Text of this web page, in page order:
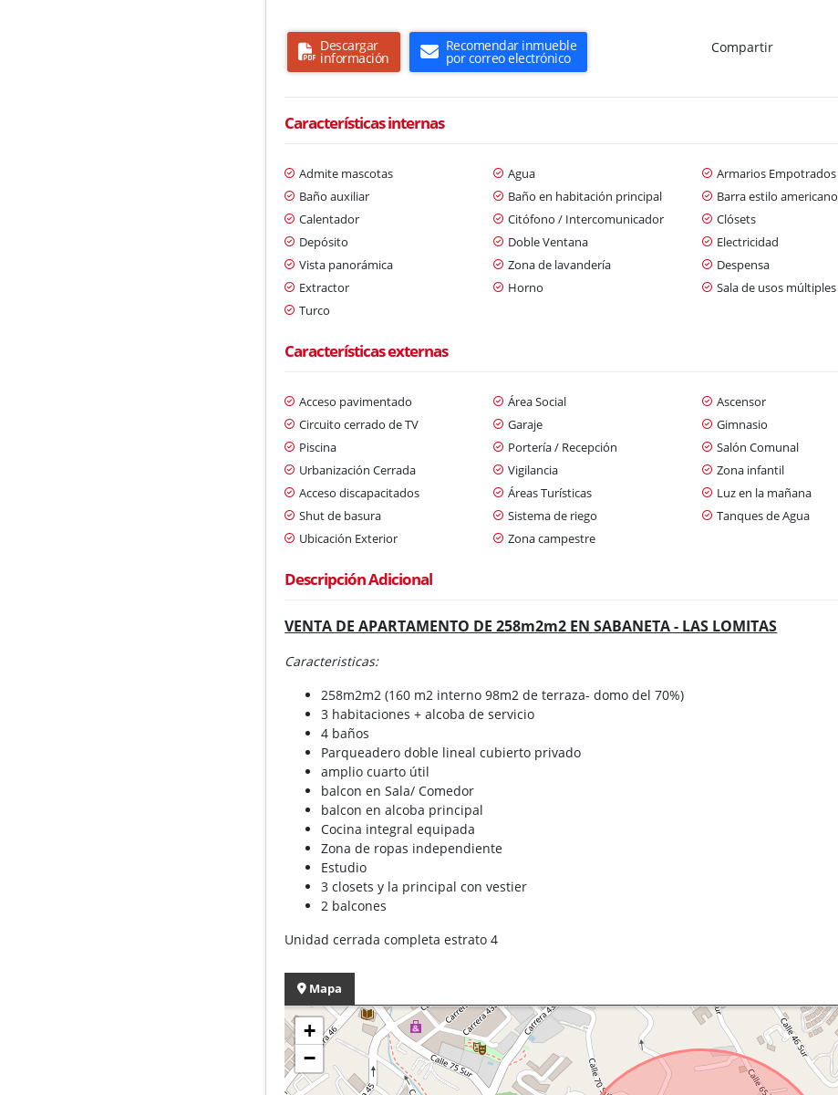
Descargar
información
Recomendar inmueble
por correo electrónico
Compartir
Características internas
Admite mascotas Agua Armarios Empotrados
Baño auxiliar
Baño en habitación principal Barra estilo americano
Calentador
Citófono / Intercomunicador Clósets
Depósito
Doble Ventana Electricidad
Vista panorámica
Zona de lavandería Despensa
Extractor
Horno Sala de usos múltiples
Turco
Características externas
Acceso pavimentado Área Social Ascensor
Circuito cerrado de TV
Garaje Gimnasio
Piscina
Portería / Recepción Salón Comunal
Urbanización Cerrada
Vigilancia Zona infantil
Acceso discapacitados
Áreas Turísticas Luz en la mañana
Shut de basura
Sistema de riego Tanques de Agua
Ubicación Exterior
Zona campestre
Descripción Adicional
VENTA DE APARTAMENTO DE 258m2m2 EN SABANETA - LAS LOMITAS
Caracteristicas:
258m2m2 (160 m2 interno 98m2 de terraza- domo del 70%)
3 habitaciones + alcoba de servicio
4 baños
Parqueadero doble lineal cubierto privado
amplio cuarto útil
balcon en Sala/ Comedor
balcon en alcoba principal
Cocina integral equipada
Zona de ropas independiente
Estudio
3 closets y la principal con vestier
2 balcones
Unidad cerrada completa estrato 4
Mapa
+
−